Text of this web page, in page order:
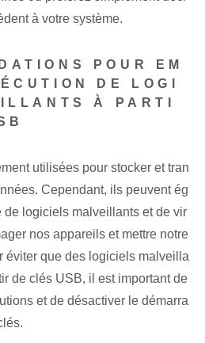
à votre système.
POUR EM
DE LOGI
À PARTI
utilisées pour stocker et tran
Cependant, ils peuvent ég
de logiciels malveillants et de vir
nos appareils et mettre notre
éviter que des logiciels malveilla
de clés USB, il est important de
et de désactiver le démarra